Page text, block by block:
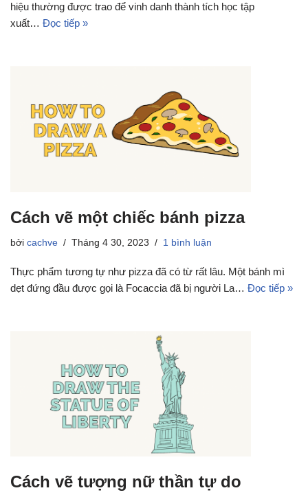
hiệu thường được trao để vinh danh thành tích học tập
xuất… Đọc tiếp »
Cách vẽ một chiếc bánh pizza
bởi cachve Tháng 4 30, 2023 1 bình luận
Thực phẩm tương tự như pizza đã có từ rất lâu. Một bánh mì
dẹt đứng đầu được gọi là Focaccia đã bị người La… Đọc tiếp »
Cách vẽ tượng nữ thần tự do